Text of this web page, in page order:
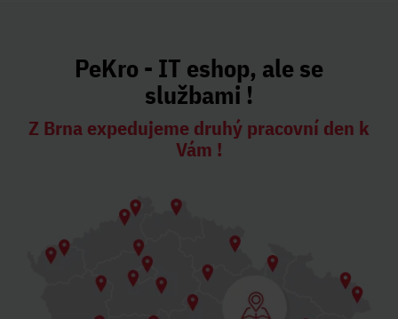
PeKro - IT eshop, ale se
službami !
Z Brna expedujeme druhý pracovní den k
Vám !